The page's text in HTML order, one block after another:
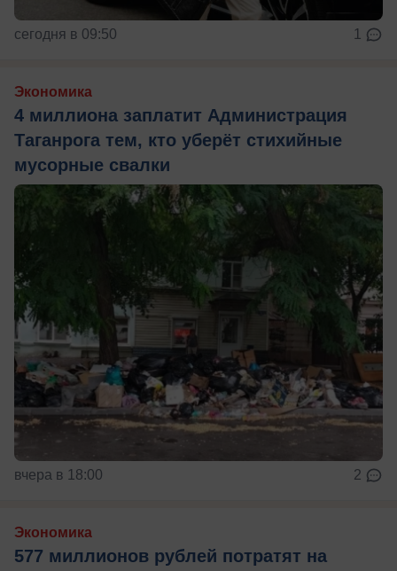
сегодня в 09:50 1
Экономика
4 миллиона заплатит Администрация
Таганрога тем, кто уберёт стихийные
мусорные свалки
вчера в 18:00 2
Экономика
577 миллионов рублей потратят на